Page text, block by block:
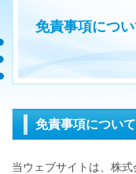
免責事項につ
免責事項について
当ウェブサイトは、株